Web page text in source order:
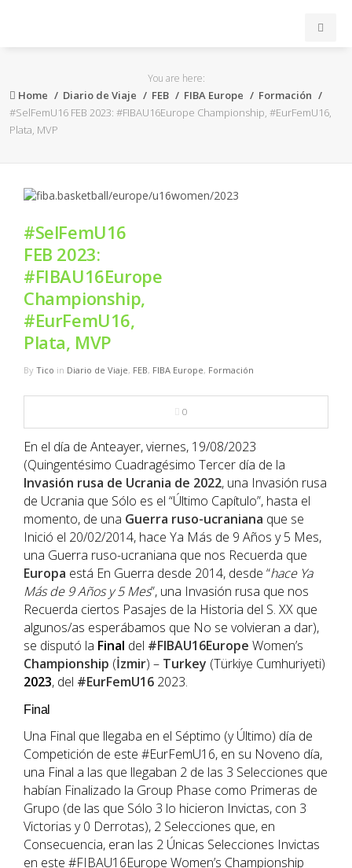
ACB
FEB
FIBA
OTROS
FORMACIÓN
MULTIMEDIA
RIO 2016
You are here:
Home Diario de Viaje FEB FIBA Europe
Formación
#SelFemU16 FEB 2023: #FIBAU16Europe Championship, #EurFemU16,
Plata, MVP
#SelFemU16
FEB 2023:
#FIBAU16Europe
Championship,
#EurFemU16,
Plata, MVP
By Tico in Diario de Viaje, FEB, FIBA Europe, Formación
0
En el día de Anteayer, viernes, 19/08/2023
(Quingentésimo Cuadragésimo Tercer día de la
Invasión rusa de Ucrania de 2022, una Invasión rusa
de Ucrania que Sólo es el “Último Capítulo”, hasta el
momento, de una Guerra ruso-ucraniana que se
Inició el 20/02/2014, hace Ya Más de 9 Años y 5 Mes,
una Guerra ruso-ucraniana que nos Recuerda que
Europa está En Guerra desde 2014, desde “hace Ya
Más de 9 Años y 5 Mes”, una Invasión rusa que nos
Recuerda ciertos Pasajes de la Historia del S. XX que
algunos/as esperábamos que No se volvieran a dar),
se disputó la Final del #FIBAU16Europe Women’s
Championship (İzmir) – Turkey (Türkiye Cumhuriyeti)
2023, del #EurFemU16 2023.
Final
Una Final que llegaba en el Séptimo (y Último) día de
Competición de este #EurFemU16, en su Noveno día,
una Final a las que llegaban 2 de las 3 Selecciones que
habían Finalizado la Group Phase como Primeras de
Grupo (de las que Sólo 3 lo hicieron Invictas, con 3
Victorias y 0 Derrotas), 2 Selecciones que, en
Consecuencia, eran las 2 Únicas Selecciones Invictas
en este #FIBAU16Europe Women’s Championship